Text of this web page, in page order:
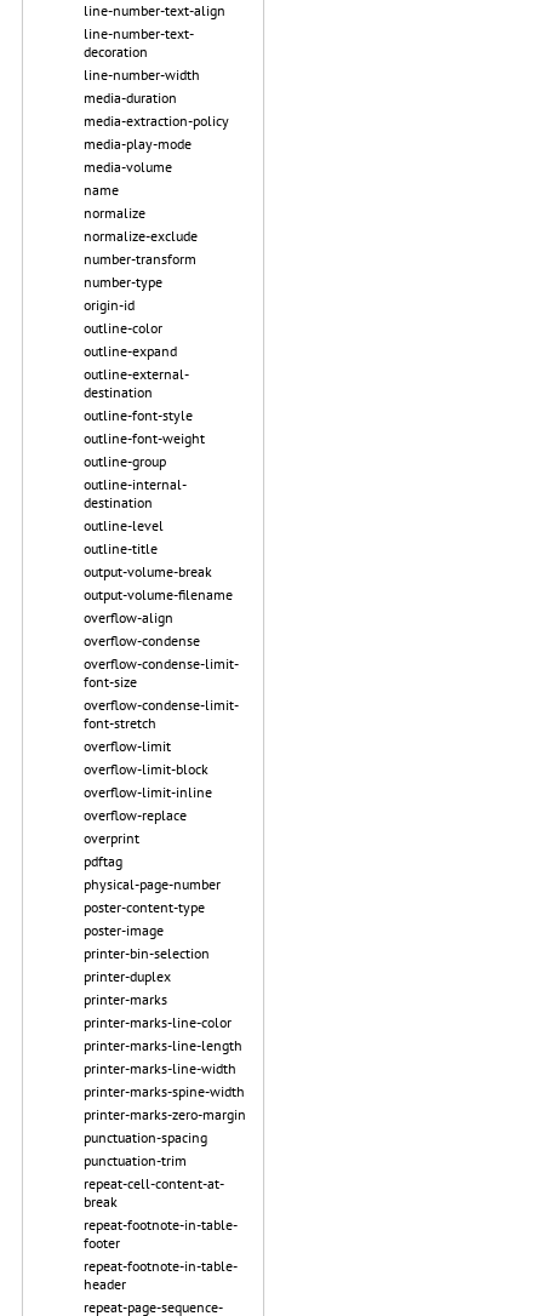
line-number-text-align
line-number-text-
decoration
line-number-width
media-duration
media-extraction-policy
media-play-mode
media-volume
name
normalize
normalize-exclude
number-transform
number-type
origin-id
outline-color
outline-expand
outline-external-
destination
outline-font-style
outline-font-weight
outline-group
outline-internal-
destination
outline-level
outline-title
output-volume-break
output-volume-filename
overflow-align
overflow-condense
overflow-condense-limit-
font-size
overflow-condense-limit-
font-stretch
overflow-limit
overflow-limit-block
overflow-limit-inline
overflow-replace
overprint
pdftag
physical-page-number
poster-content-type
poster-image
printer-bin-selection
printer-duplex
printer-marks
printer-marks-line-color
printer-marks-line-length
printer-marks-line-width
printer-marks-spine-width
printer-marks-zero-margin
punctuation-spacing
punctuation-trim
repeat-cell-content-at-
break
repeat-footnote-in-table-
footer
repeat-footnote-in-table-
header
repeat-page-sequence-